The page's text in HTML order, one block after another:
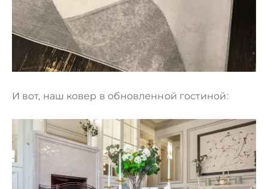
И вот, наш ковер в обновленной гостиной: